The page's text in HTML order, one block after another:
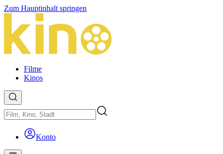
Zum Hauptinhalt springen
Filme
Kinos
Konto